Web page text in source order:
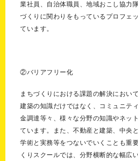
業社員、自治体職員、地域おこし協力
づくりに関わりをもっているプロフェ
ています。
②バリアフリー化
まちづくりにおける課題の解決におい
建築の知識だけではなく、コミュニテ
金調達等々、様々な分野の知識やネッ
ています。また、不動産と建築、中央
学術と実務等をつないでいくことも重
くりスクールでは、分野横断的な幅広